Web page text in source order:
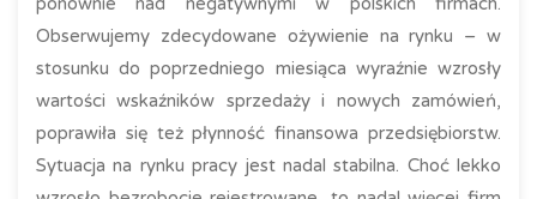
Obserwujemy zdecydowane ożywienie na rynku – w
stosunku do poprzedniego miesiąca wyraźnie wzrosły
wartości wskaźników sprzedaży i nowych zamówień,
poprawiła się też płynność finansowa przedsiębiorstw.
Sytuacja na rynku pracy jest nadal stabilna. Choć lekko